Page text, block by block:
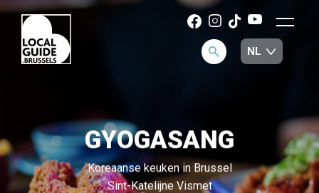
GYOGASANG
Koreaanse keuken in Brussel
Sint-Katelijne Vismet